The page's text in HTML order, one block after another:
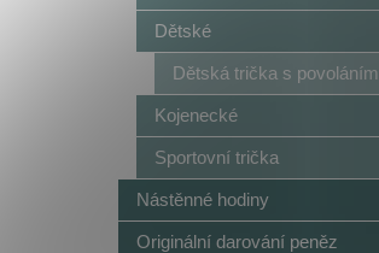
Dětské
Dětská trička s povoláním
Kojenecké
Sportovní trička
Nástěnné hodiny
Originální darování peněz